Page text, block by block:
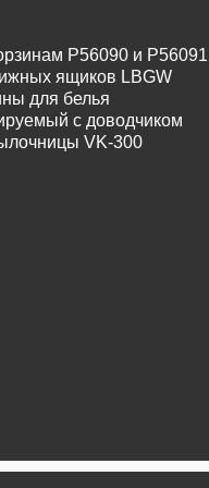
P56090 и P56091
ящиков LBGW
для белья
с доводчиком
VK-300